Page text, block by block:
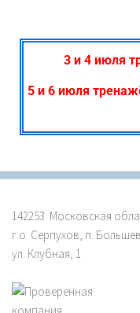
3 и 4 июля
5 и 6 июля
142253 Московская
г.о. Серпухов, п.
ул. Клубная, 1